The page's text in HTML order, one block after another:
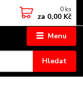
Menu
Hledat
0 ks
za 0,00 Kč